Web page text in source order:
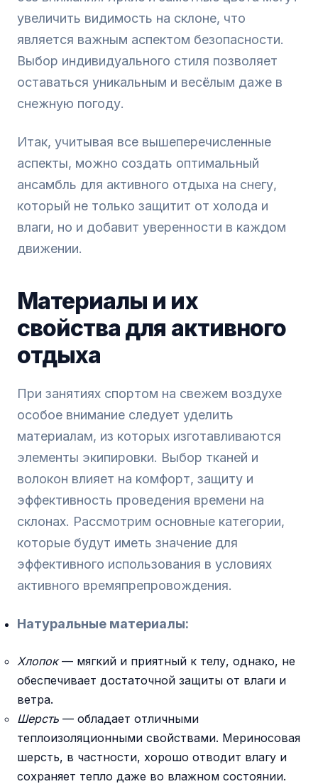
увеличить видимость на склоне, что
является важным аспектом безопасности.
Выбор индивидуального стиля позволяет
оставаться уникальным и весёлым даже в
снежную погоду.
Итак, учитывая все вышеперечисленные
аспекты, можно создать оптимальный
ансамбль для активного отдыха на снегу,
который не только защитит от холода и
влаги, но и добавит уверенности в каждом
движении.
Материалы и их
свойства для активного
отдыха
При занятиях спортом на свежем воздухе
особое внимание следует уделить
материалам, из которых изготавливаются
элементы экипировки. Выбор тканей и
волокон влияет на комфорт, защиту и
эффективность проведения времени на
склонах. Рассмотрим основные категории,
которые будут иметь значение для
эффективного использования в условиях
активного времяпрепровождения.
Натуральные материалы:
Хлопок— мягкий и приятный к телу, однако, не
обеспечивает достаточной защиты от влаги и
ветра.
Шерсть — обладает отличными
теплоизоляционными свойствами. Мериносовая
шерсть, в частности, хорошо отводит влагу и
сохраняет тепло даже во влажном состоянии.